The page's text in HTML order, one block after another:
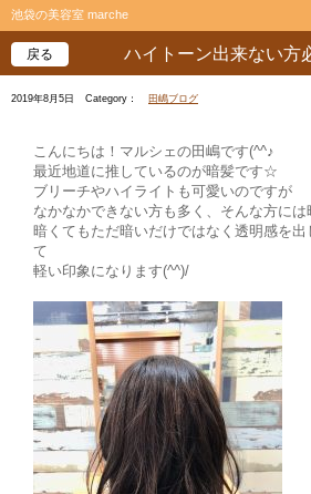
池袋の美容室 marche
ハイトーン出来ない方
戻る
2019年8月5日 Category： 田嶋ブログ
こんにちは！マルシェの田嶋です(^^♪
最近地道に推しているのが暗髪です☆
ブリーチやハイライトも可愛いのですが
なかなかできない方も多く、そんな方には
暗くてもただ暗いだけではなく透明感を
て
軽い印象になります(^^)/